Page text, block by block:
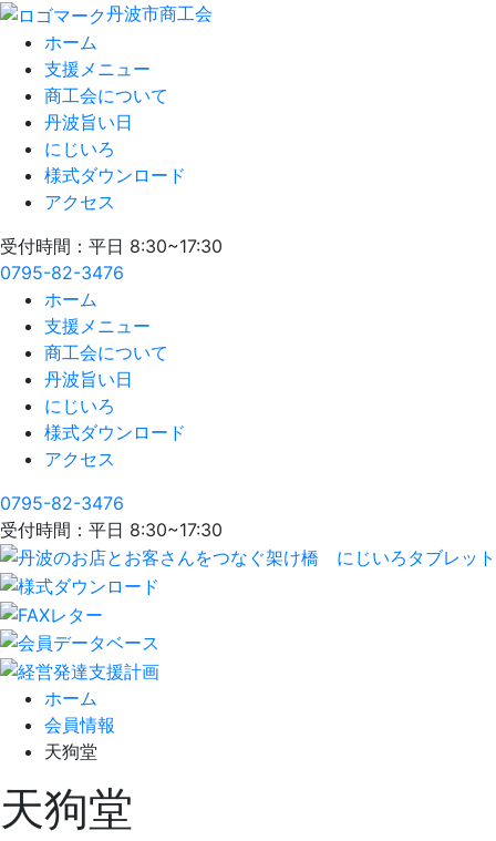
丹波市商工会
ホーム
支援メニュー
商工会について
丹波旨い日
にじいろ
様式ダウンロード
アクセス
受付時間：平日 8:30~17:30
0795-82-3476
ホーム
支援メニュー
商工会について
丹波旨い日
にじいろ
様式ダウンロード
アクセス
0795-82-3476
受付時間：平日 8:30~17:30
ホーム
会員情報
天狗堂
天狗堂